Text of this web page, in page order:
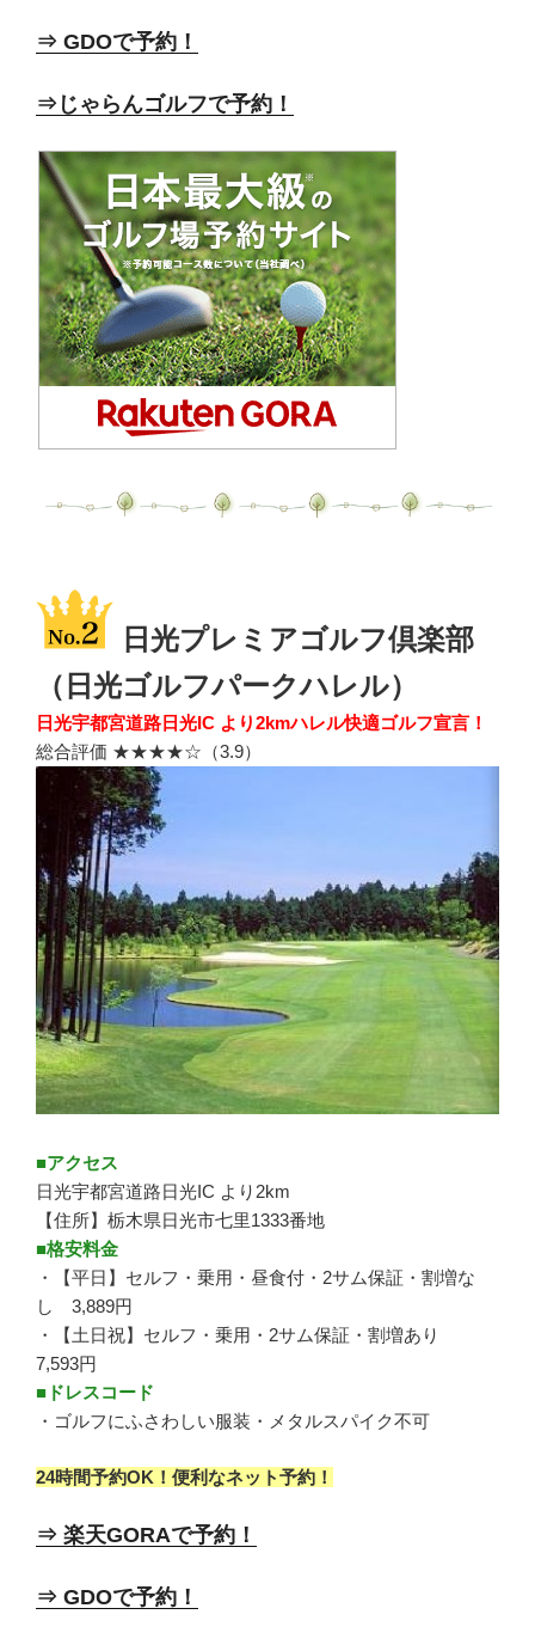
⇒ GDOで予約！
⇒じゃらんゴルフで予約！
日光プレミアゴルフ倶楽部
（日光ゴルフパークハレル）
日光宇都宮道路日光IC より2kmハレル快適ゴルフ宣言！
総合評価 ★★★★☆（3.9）
■アクセス
日光宇都宮道路日光IC より2km
【住所】栃木県日光市七里1333番地
■格安料金
・【平日】セルフ・乗用・昼食付・2サム保証・割増な
し 3,889円
・【土日祝】セルフ・乗用・2サム保証・割増あり
7,593円
■ドレスコード
・ゴルフにふさわしい服装・メタルスパイク不可
24時間予約OK！便利なネット予約！
⇒ 楽天GORAで予約！
⇒ GDOで予約！